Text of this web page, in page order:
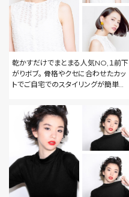
乾かすだけでまとまる人気NO,１前下
がりボブ。 骨格やクセに合わせたカッ
トでご自宅でのスタイリングが簡単な